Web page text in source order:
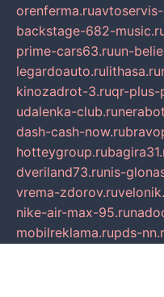
orenferma.ru
backstage-682-
prime-cars63.ruun-
legardoauto.rulithasa.ru
kinozadrot-3.ruqr-plus-
udalenka-club.ru
dash-cash-now.ru
hotteygroup.ru
dveriland73.runis-
vrema-zdorov.ru
nike-air-max-95.ru
mobilreklama.rupds-